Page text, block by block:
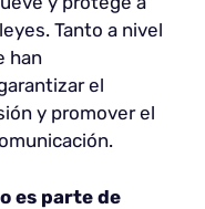
Tanto a nivel
han
el
y promover el
es parte de